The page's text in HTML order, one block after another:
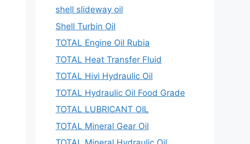
shell slideway oil
Shell Turbin Oil
TOTAL Engine Oil Rubia
TOTAL Heat Transfer Fluid
TOTAL Hivi Hydraulic Oil
TOTAL Hydraulic Oil Food Grade
TOTAL LUBRICANT OIL
TOTAL Mineral Gear Oil